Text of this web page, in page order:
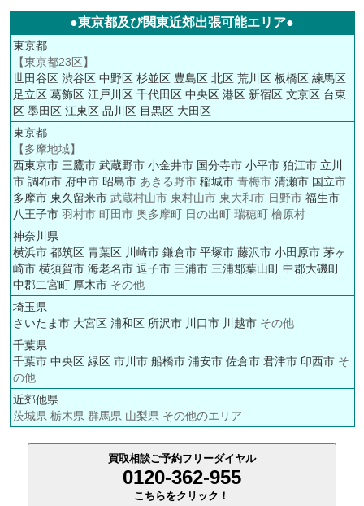
●東京都及び関東近郊出張可能エリア●
東京都
【東京都23区】
世田谷区 渋谷区 中野区 杉並区 豊島区 北区 荒川区 板橋区 練馬区
足立区 葛飾区 江戸川区 千代田区 中央区 港区 新宿区 文京区 台東
区 墨田区 江東区 品川区 目黒区 大田区
東京都
【多摩地域】
西東京市 三鷹市 武蔵野市 小金井市 国分寺市 小平市 狛江市 立川
市 調布市 府中市 昭島市あきる野市 稲城市青梅市 清瀬市 国立市
多摩市 東久留米市武蔵村山市 東村山市 東大和市 日野市 福生市
八王子市羽村市 町田市 奥多摩町 日の出町 瑞穂町 檜原村
神奈川県
横浜市 都筑区 青葉区 川崎市 鎌倉市 平塚市 藤沢市 小田原市 茅ヶ
崎市 横須賀市 海老名市 逗子市 三浦市 三浦郡葉山町 中郡大磯町
中郡二宮町 厚木市その他
埼玉県
さいたま市 大宮区 浦和区 所沢市 川口市 川越市その他
千葉県
千葉市 中央区 緑区 市川市 船橋市 浦安市 佐倉市 君津市 印西市そ
の他
近郊他県
茨城県 栃木県 群馬県 山梨県 その他のエリア
買取相談ご予約フリーダイヤル
0120-362-955
こちらをクリック！